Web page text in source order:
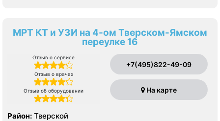
МРТ КТ и УЗИ на 4-ом Тверском-Ямском
переулке 16
Отзыв о сервисе
Отзыв о врачах
Отзыв об оборудовании
+7(495)822-49-09
На карте
Район: Тверской